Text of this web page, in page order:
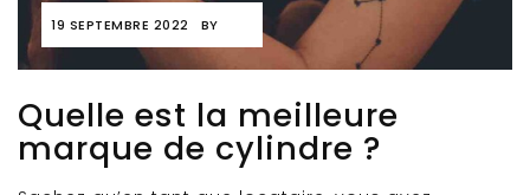
19 SEPTEMBRE 2022 BY
Quelle est la meilleure
marque de cylindre ?